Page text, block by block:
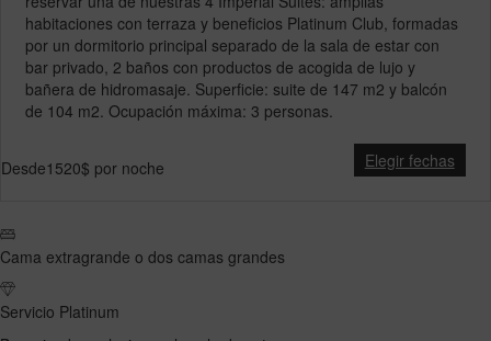
habitaciones con terraza y beneficios Platinum Club, formadas
por un dormitorio principal separado de la sala de estar con
bar privado, 2 baños con productos de acogida de lujo y
bañera de hidromasaje. Superficie: suite de 147 m2 y balcón
de 104 m2. Ocupación máxima: 3 personas.
Elegir fechas
Desde1520$ por noche
Cama extragrande o dos camas grandes
Servicio Platinum